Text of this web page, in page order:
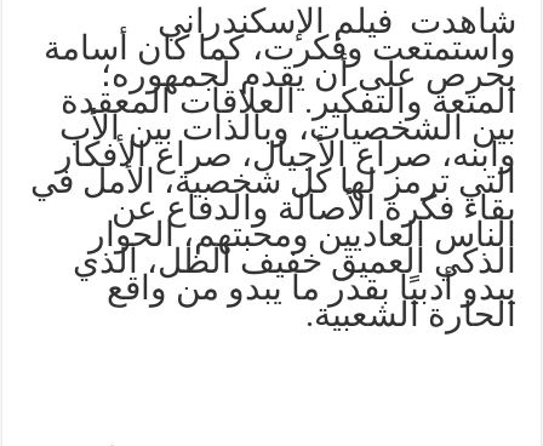
شاهدت فيلم الإسكندراني
واستمتعت وفكرت، كما كان أسامة
يحرص على أن يقدم لجمهوره؛
المتعة والتفكير. العلاقات المعقدة
بين الشخصيات، وبالذات بين الأب
وابنه، صراع الأجيال، صراع الأفكار
التي ترمز لها كل شخصية، الأمل في
بقاء فكرة الأصالة والدفاع عن
الناس العاديين ومحبتهم، الحوار
الذكي العميق خفيف الظل، الذي
يبدو أدبيًا بقدر ما يبدو من واقع
الحارة الشعبية.